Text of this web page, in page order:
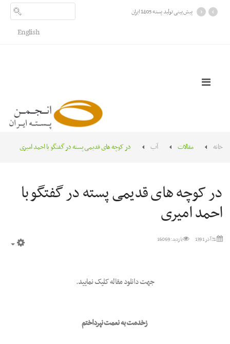
اطلاعیه در خصوص شرایط «مصالحه
›
‹
English
خانه مقالات آب در کوچه های قدیمی پسته در گفتگو با احمد امیری
در کوچه های قدیمی پسته در گفتگو با
احمد امیری
21 آذر 1391 بازدید: 16069
جهت دانلود مقاله کلیک نمایید.
زخدمت به نعمت نپرداختم